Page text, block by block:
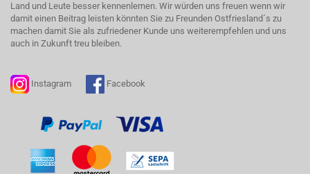
Land und Leute besser kennenlernen. Wir würden uns freuen wenn wir
damit einen Beitrag leisten könnten Sie zu Freunden Ostfriesland´s zu
machen damit Sie als zufriedener Kunde uns weiterempfehlen und uns
auch in Zukunft treu bleiben.
Instagram Facebook